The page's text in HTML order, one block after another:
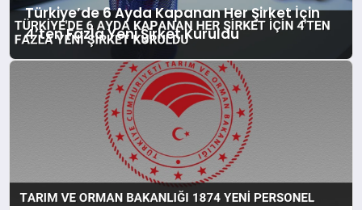
Türkiye’de 6 Ayda Kapanan Her Şirket İçin
4’ten Fazla Yeni Şirket Kuruldu